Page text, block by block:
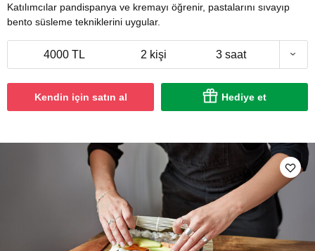
Katılımcılar pandispanya ve kremayı öğrenir, pastalarını sıvayıp
bento süsleme tekniklerini uygular.
4000 TL 2 kişi 3 saat
Kendin için satın al Hediye et